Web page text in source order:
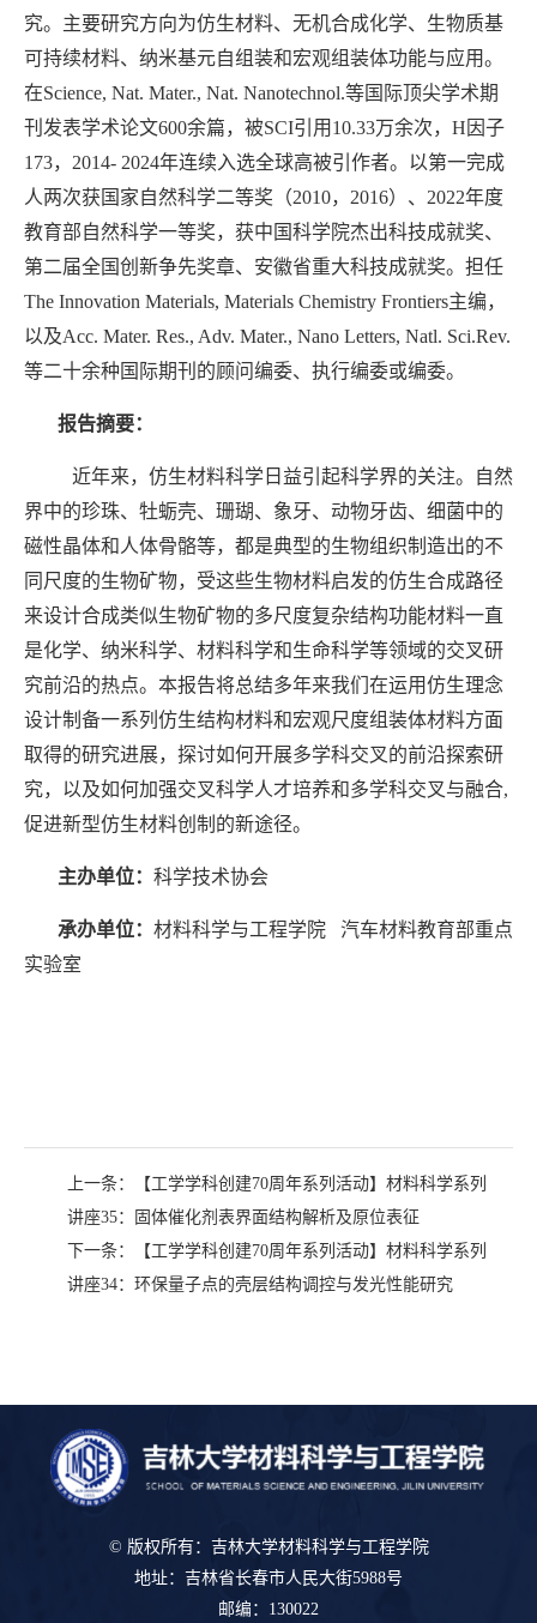
究。主要研究方向为仿生材料、无机合成化学、生物质基
可持续材料、纳米基元自组装和宏观组装体功能与应用。
在Science, Nat. Mater., Nat. Nanotechnol.等国际顶尖学术期
刊发表学术论文600余篇，被SCI引用10.33万余次，H因子
173，2014- 2024年连续入选全球高被引作者。以第一完成
人两次获国家自然科学二等奖（2010，2016）、2022年度
教育部自然科学一等奖，获中国科学院杰出科技成就奖、
第二届全国创新争先奖章、安徽省重大科技成就奖。担任
The Innovation Materials, Materials Chemistry Frontiers主编，
以及Acc. Mater. Res., Adv. Mater., Nano Letters, Natl. Sci.Rev.
等二十余种国际期刊的顾问编委、执行编委或编委。
报告摘要：
近年来，仿生材料科学日益引起科学界的关注。自然
界中的珍珠、牡蛎壳、珊瑚、象牙、动物牙齿、细菌中的
磁性晶体和人体骨骼等，都是典型的生物组织制造出的不
同尺度的生物矿物，受这些生物材料启发的仿生合成路径
来设计合成类似生物矿物的多尺度复杂结构功能材料一直
是化学、纳米科学、材料科学和生命科学等领域的交叉研
究前沿的热点。本报告将总结多年来我们在运用仿生理念
设计制备一系列仿生结构材料和宏观尺度组装体材料方面
取得的研究进展，探讨如何开展多学科交叉的前沿探索研
究，以及如何加强交叉科学人才培养和多学科交叉与融合,
促进新型仿生材料创制的新途径。
主办单位： 科学技术协会
承办单位： 材料科学与工程学院 汽车材料教育部重点
实验室
上一条：
【工学学科创建70周年系列活动】材料科学系列
讲座35：固体催化剂表界面结构解析及原位表征
下一条：
【工学学科创建70周年系列活动】材料科学系列
讲座34：环保量子点的壳层结构调控与发光性能研究
© 版权所有：吉林大学材料科学与工程学院
地址：吉林省长春市人民大街5988号
邮编：130022